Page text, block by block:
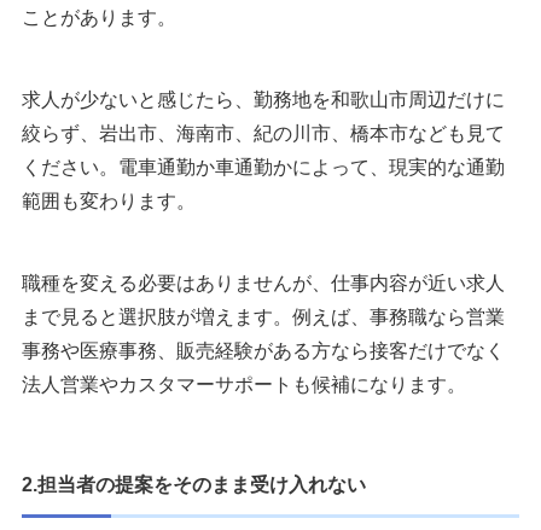
ことがあります。
求人が少ないと感じたら、勤務地を和歌山市周辺だけに
絞らず、岩出市、海南市、紀の川市、橋本市なども見て
ください。電車通勤か車通勤かによって、現実的な通勤
範囲も変わります。
職種を変える必要はありませんが、仕事内容が近い求人
まで見ると選択肢が増えます。例えば、事務職なら営業
事務や医療事務、販売経験がある方なら接客だけでなく
法人営業やカスタマーサポートも候補になります。
2.担当者の提案をそのまま受け入れない